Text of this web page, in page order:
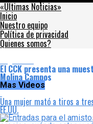
«Últimas Noticias»
Inicio
Nuestro equipo
Política de privacidad
Quienes somos?
El CCK presenta una
Molina Campos
Mas Videos
Una mujer mató a tiros a
EE.UU.